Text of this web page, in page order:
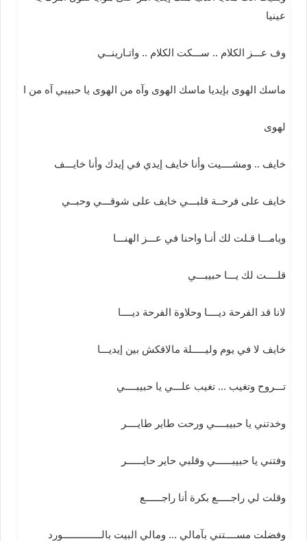
عينيا
وف عـــز الكلام .. ســـكت الكلام .. واتـارينــي
ماسك الهوى بإيديا ماسك الهوى وآه من الهوى يا حبيبي آه من ا
لهوى
خايف .. ومشــــيت وأنا خايف إيدي في إيدك وأنا خايـــف
خايف على فرحــة قلبـــي خايف على شوقـــي وحبــي
ويامـــا قـلت لك أنـا واحنا في عـــز الهنـــا
قلــــت لك يـــا حبيبـــي
لانا قد الفرحة ديــــا وحلاوة الفرحة ديــــا
خايف لا في يوم وليـــــلة مالاقكش بين إيديـــا
تـــروح وتغيب ... تغيب علـــي يا حبيبــــي
وخدتني يا حبيبــــي ورحت طاير طايــــر
وفتني يا حبيبــــــي وقلبي حاير حايــــــر
وقلت لي راجـــــع بكرة أنا راجــــــع
وفضلت مســــتني بآمالي ... ومالي البيت بالــــــــــــــورد